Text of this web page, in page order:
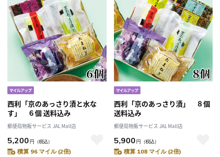
西利「京のあっさり漬と水な
す」 ６個 送料込み
郵便局物販サービス JAL Mall店
5,200 円 （税込）
積算 96 マイル (2倍)
西利「京のあっさり漬」 ８個
送料込み
郵便局物販サービス JAL Mall店
5,900 円 （税込）
積算 108 マイル (2倍)